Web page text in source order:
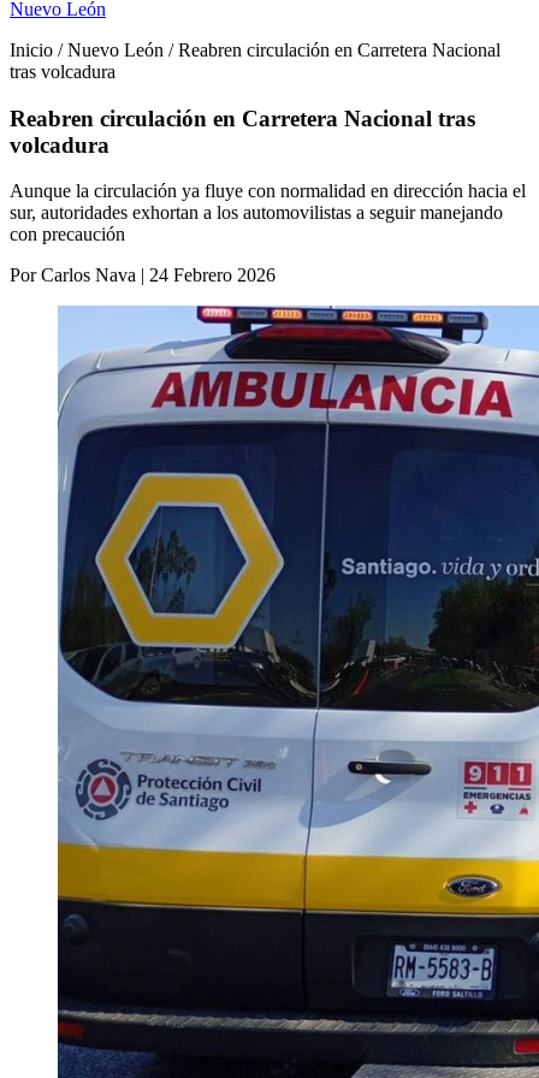
Nuevo León
Inicio / Nuevo León / Reabren circulación en Carretera Nacional
tras volcadura
Reabren circulación en Carretera Nacional tras
volcadura
Aunque la circulación ya fluye con normalidad en dirección hacia el
sur, autoridades exhortan a los automovilistas a seguir manejando
con precaución
Por Carlos Nava | 24 Febrero 2026